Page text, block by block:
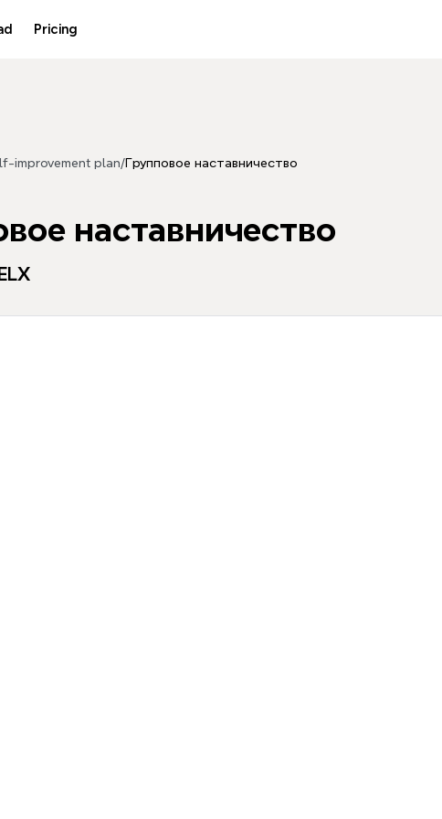
Pricing
improvement plan/Групповое наставничество
наставничество